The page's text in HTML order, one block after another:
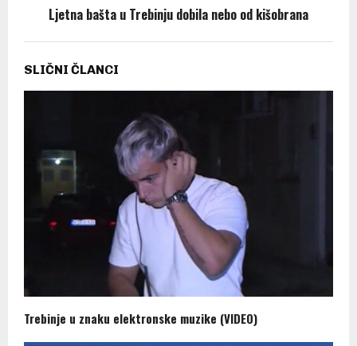
Ljetna bašta u Trebinju dobila nebo od kišobrana
SLIČNI ČLANCI
Trebinje u znaku elektronske muzike (VIDEO)